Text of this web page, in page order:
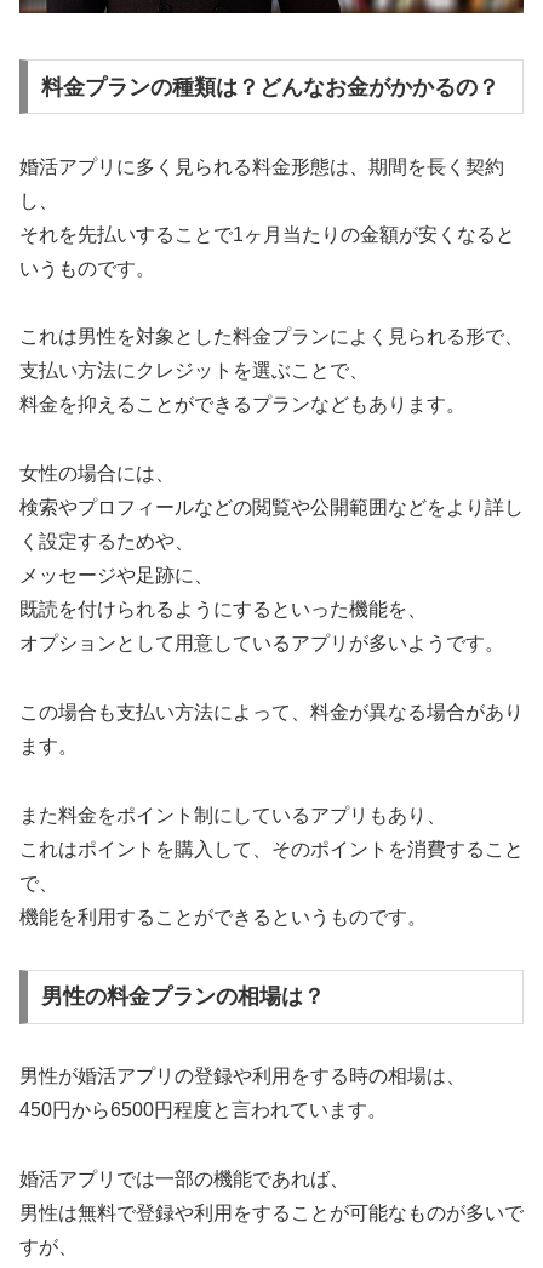
料金プランの種類は？どんなお金がかかるの？
婚活アプリに多く見られる料金形態は、期間を長く契約
し、
それを先払いすることで1ヶ月当たりの金額が安くなると
いうものです。
これは男性を対象とした料金プランによく見られる形で、
支払い方法にクレジットを選ぶことで、
料金を抑えることができるプランなどもあります。
女性の場合には、
検索やプロフィールなどの閲覧や公開範囲などをより詳し
く設定するためや、
メッセージや足跡に、
既読を付けられるようにするといった機能を、
オプションとして用意しているアプリが多いようです。
この場合も支払い方法によって、料金が異なる場合があり
ます。
また料金をポイント制にしているアプリもあり、
これはポイントを購入して、そのポイントを消費すること
で、
機能を利用することができるというものです。
男性の料金プランの相場は？
男性が婚活アプリの登録や利用をする時の相場は、
450円から6500円程度と言われています。
婚活アプリでは一部の機能であれば、
男性は無料で登録や利用をすることが可能なものが多いで
すが、